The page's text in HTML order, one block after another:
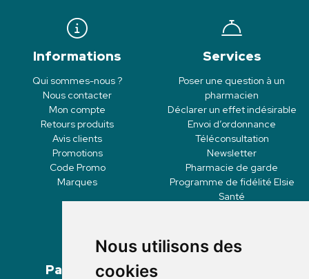
Nous utilisons des
cookies
Informations
Qui sommes-nous ?
Nous contacter
Mon compte
Retours produits
Avis clients
Promotions
Code Promo
Marques
Services
Poser une question à un
pharmacien
Déclarer un effet indésirable
Envoi d’ordonnance
Téléconsultation
Newsletter
Pharmacie de garde
Programme de fidélité Elsie
Santé
Paiement